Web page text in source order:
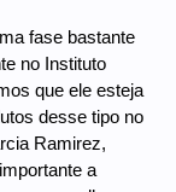
fase bastante
no Instituto
que ele esteja
desse tipo no
Ramirez,
a